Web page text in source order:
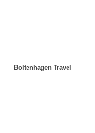
Boltenhagen Travel